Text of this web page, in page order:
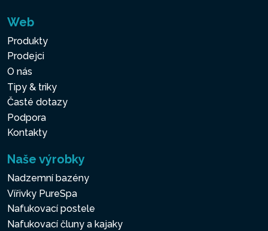
Web
Produkty
Prodejci
O nás
Tipy & triky
Časté dotazy
Podpora
Kontakty
Naše výrobky
Nadzemní bazény
Vířivky PureSpa
Nafukovací postele
Nafukovací čluny a kajaky